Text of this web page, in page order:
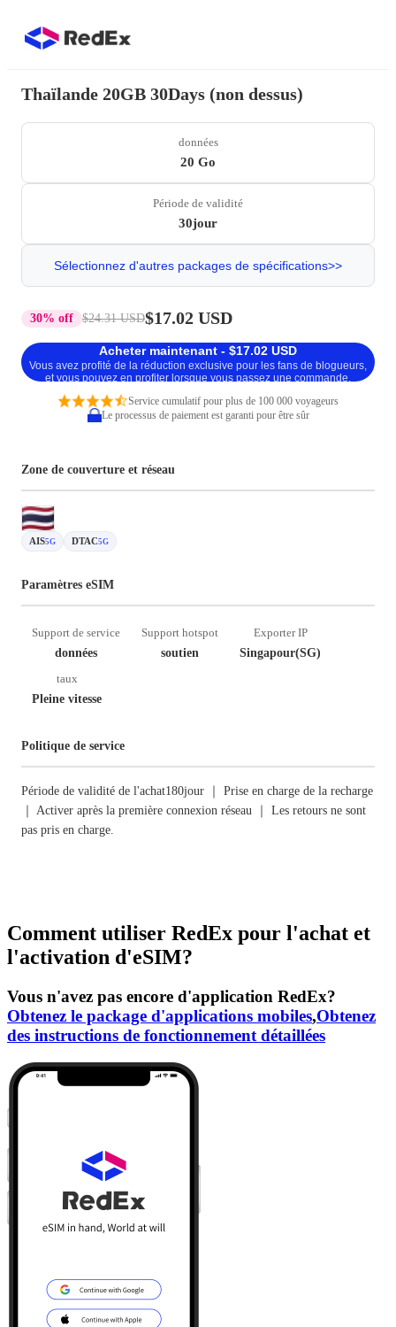
Thaïlande 20GB 30Days (non dessus)
données
20 Go
Période de validité
30jour
Sélectionnez d'autres packages de spécifications>>
30% off $24.31 USD$17.02 USD
Acheter maintenant - $17.02 USD
Vous avez profité de la réduction exclusive pour les fans de blogueurs,
et vous pouvez en profiter lorsque vous passez une commande.
Service cumulatif pour plus de 100 000 voyageurs
Le processus de paiement est garanti pour être sûr
Zone de couverture et réseau
AIS5G DTAC5G
Paramètres eSIM
Support de service
données
Support hotspot
soutien
Exporter IP
Singapour(SG)
taux
Pleine vitesse
Politique de service
Période de validité de l'achat180jour ｜ Prise en charge de la recharge
｜ Activer après la première connexion réseau ｜ Les retours ne sont
pas pris en charge.
Comment utiliser RedEx pour l'achat et
l'activation d'eSIM?
Vous n'avez pas encore d'application RedEx?
Obtenez le package d'applications mobiles,Obtenez
des instructions de fonctionnement détaillées